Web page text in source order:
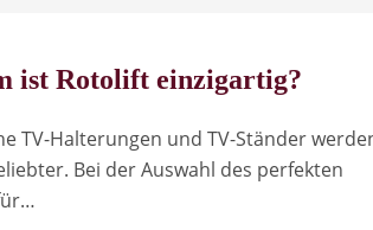
ist Rotolift einzigartig?
TV-Halterungen und TV-Ständer
Bei der Auswahl des perfekten